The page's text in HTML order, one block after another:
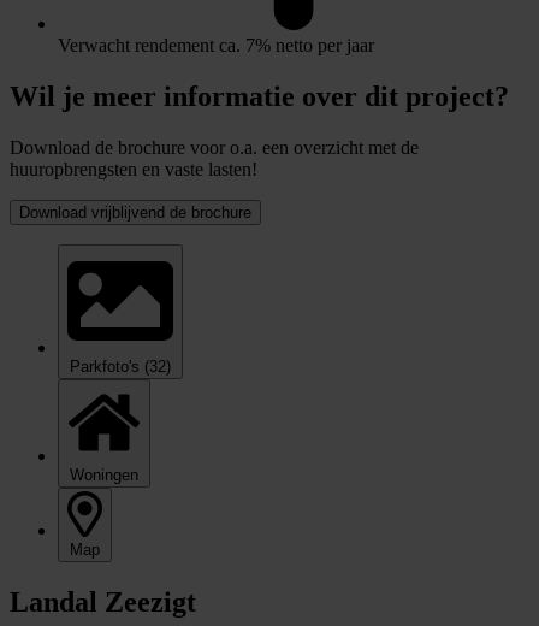
Verwacht rendement ca. 7% netto per jaar
Wil je meer informatie over dit project?
Download de brochure voor o.a. een overzicht met de
huuropbrengsten en vaste lasten!
Download vrijblijvend de brochure
Parkfoto's (32)
Woningen
Map
Landal Zeezigt